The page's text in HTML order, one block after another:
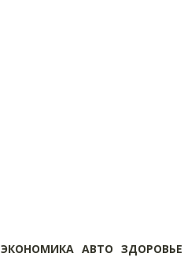
ЭКОНОМИКА АВТО ЗДОРОВЬЕ